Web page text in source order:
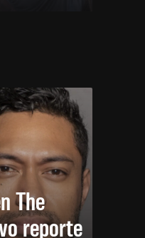
The
reporte